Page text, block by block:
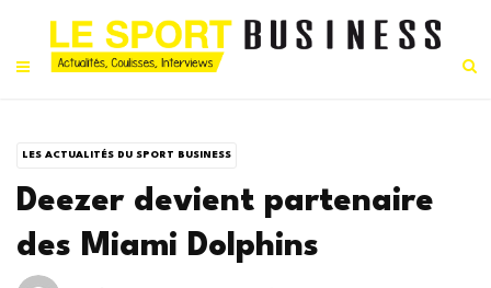
LES ACTUALITÉS DU SPORT BUSINESS
Deezer devient partenaire
des Miami Dolphins